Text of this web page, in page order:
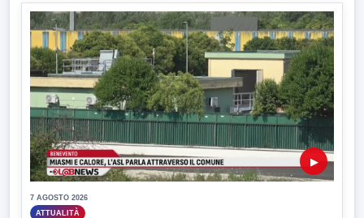
▶
7 AGOSTO 2026
ATTUALITÀ